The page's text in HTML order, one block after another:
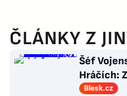
ČLÁNKY Z
Šéf
Hráčích:
Blesk.cz